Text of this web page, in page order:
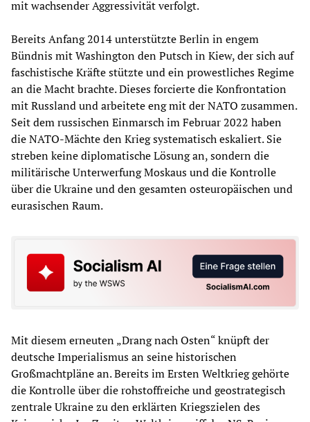
mit wachsender Aggressivität verfolgt.
Bereits Anfang 2014 unterstützte Berlin in engem
Bündnis mit Washington den Putsch in Kiew, der sich auf
faschistische Kräfte stützte und ein prowestliches Regime
an die Macht brachte. Dieses forcierte die Konfrontation
mit Russland und arbeitete eng mit der NATO zusammen.
Seit dem russischen Einmarsch im Februar 2022 haben
die NATO-Mächte den Krieg systematisch eskaliert. Sie
streben keine diplomatische Lösung an, sondern die
militärische Unterwerfung Moskaus und die Kontrolle
über die Ukraine und den gesamten osteuropäischen und
eurasischen Raum.
Mit diesem erneuten „Drang nach Osten“ knüpft der
deutsche Imperialismus an seine historischen
Großmachtpläne an. Bereits im Ersten Weltkrieg gehörte
die Kontrolle über die rohstoffreiche und geostrategisch
zentrale Ukraine zu den erklärten Kriegszielen des